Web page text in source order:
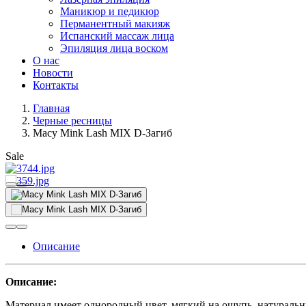
Маникюр и педикюр
Перманентный макияж
Испанский массаж лица
Эпиляция лица воском
О нас
Новости
Контакты
Главная
Черные ресницы
Macy Mink Lash MIX D-Загиб
Sale
Описание
Описание: